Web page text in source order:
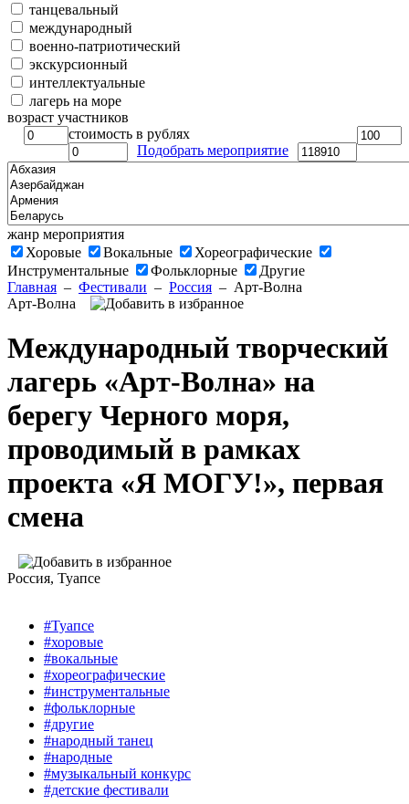
танцевальный
международный
военно-патриотический
экскурсионный
интеллектуальные
лагерь на море
возраст участников
стоимость в рублях
Подобрать мероприятие
жанр мероприятия
Хоровые
Вокальные
Хореографические
Инструментальные
Фольклорные
Другие
Главная – Фестивали – Россия – Арт-Волна
Арт-Волна
Международный творческий
лагерь «Арт-Волна» на
берегу Черного моря,
проводимый в рамках
проекта «Я МОГУ!», первая
смена
Россия, Туапсе
#Туапсе
#хоровые
#вокальные
#хореографические
#инструментальные
#фольклорные
#другие
#народный танец
#народные
#музыкальный конкурс
#детские фестивали